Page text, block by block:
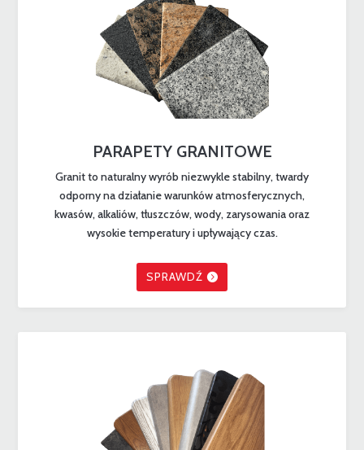
PARAPETY GRANITOWE
Granit to naturalny wyrób niezwykle stabilny, twardy
odporny na działanie warunków atmosferycznych,
kwasów, alkaliów, tłuszczów, wody, zarysowania oraz
wysokie temperatury i upływający czas.
SPRAWDŹ